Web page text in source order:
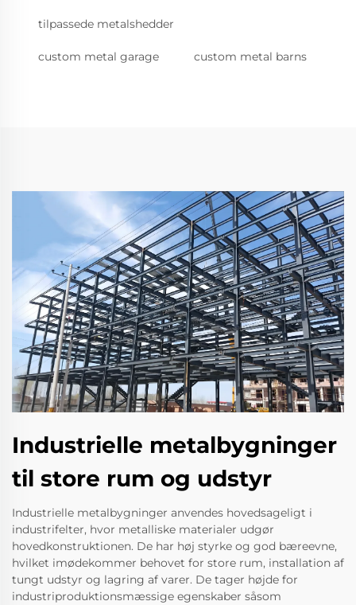
tilpassede metalshedder
custom metal garage custom metal barns
Industrielle metalbygninger
til store rum og udstyr
Industrielle metalbygninger anvendes hovedsageligt i
industrifelter, hvor metalliske materialer udgør
hovedkonstruktionen. De har høj styrke og god bæreevne,
hvilket imødekommer behovet for store rum, installation af
tungt udstyr og lagring af varer. De tager højde for
industriproduktionsmæssige egenskaber såsom